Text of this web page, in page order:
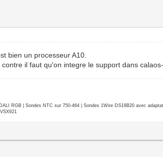
bien un processeur A10.
il faut qu'on integre le support dans
RGB | Sondes NTC sur 750-464 | Sondes 1Wire DS18B20 avec